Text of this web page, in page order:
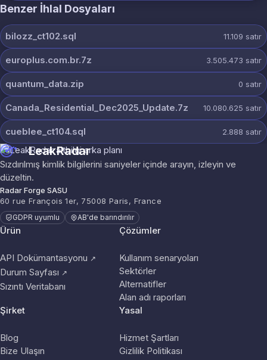
Benzer İhlal Dosyaları
bilozz_ct102.sql 11.109 satır
europlus.com.br.7z 3.505.473 satır
quantum_data.zip 0 satır
Canada_Residential_Dec2025_Update.7z 10.080.625 satır
cueblee_ct104.sql 2.888 satır
LeakRadar
Sızdırılmış kimlik bilgilerini saniyeler içinde arayın, izleyin ve
düzeltin.
Radar Forge SASU
60 rue François 1er, 75008 Paris, France
GDPR uyumlu AB'de barındırılır
Ürün
API Dokümantasyonu ↗
Durum Sayfası ↗
Sızıntı Veritabanı
Çözümler
Kullanım senaryoları
Sektörler
Alternatifler
Alan adı raporları
Şirket
Blog
Bize Ulaşın
Yasal
Hizmet Şartları
Gizlilik Politikası